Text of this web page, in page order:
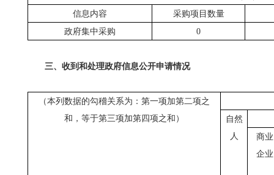
信息内容
采购项目数量
政府集中采购
0
三、收到和处理政府信息公开申请情况
（本列数据的勾稽关系为：第一项加第二项之
和，等于第三项加第四项之和）
自然
人
商业
企业